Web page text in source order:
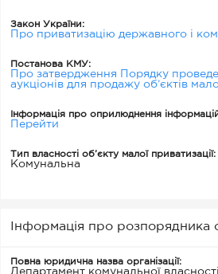
Закон України:
Про приватизацію державного і
Постанова КМУ:
Про затвердження Порядку
аукціонів для продажу об’єктів
Інформація про оприлюднення
Перейти
Тип власності об’єкту малої приватизації:
Комунальна
Інформація про розпорядника
Повна юридична назва організації:
Департамент комунальної